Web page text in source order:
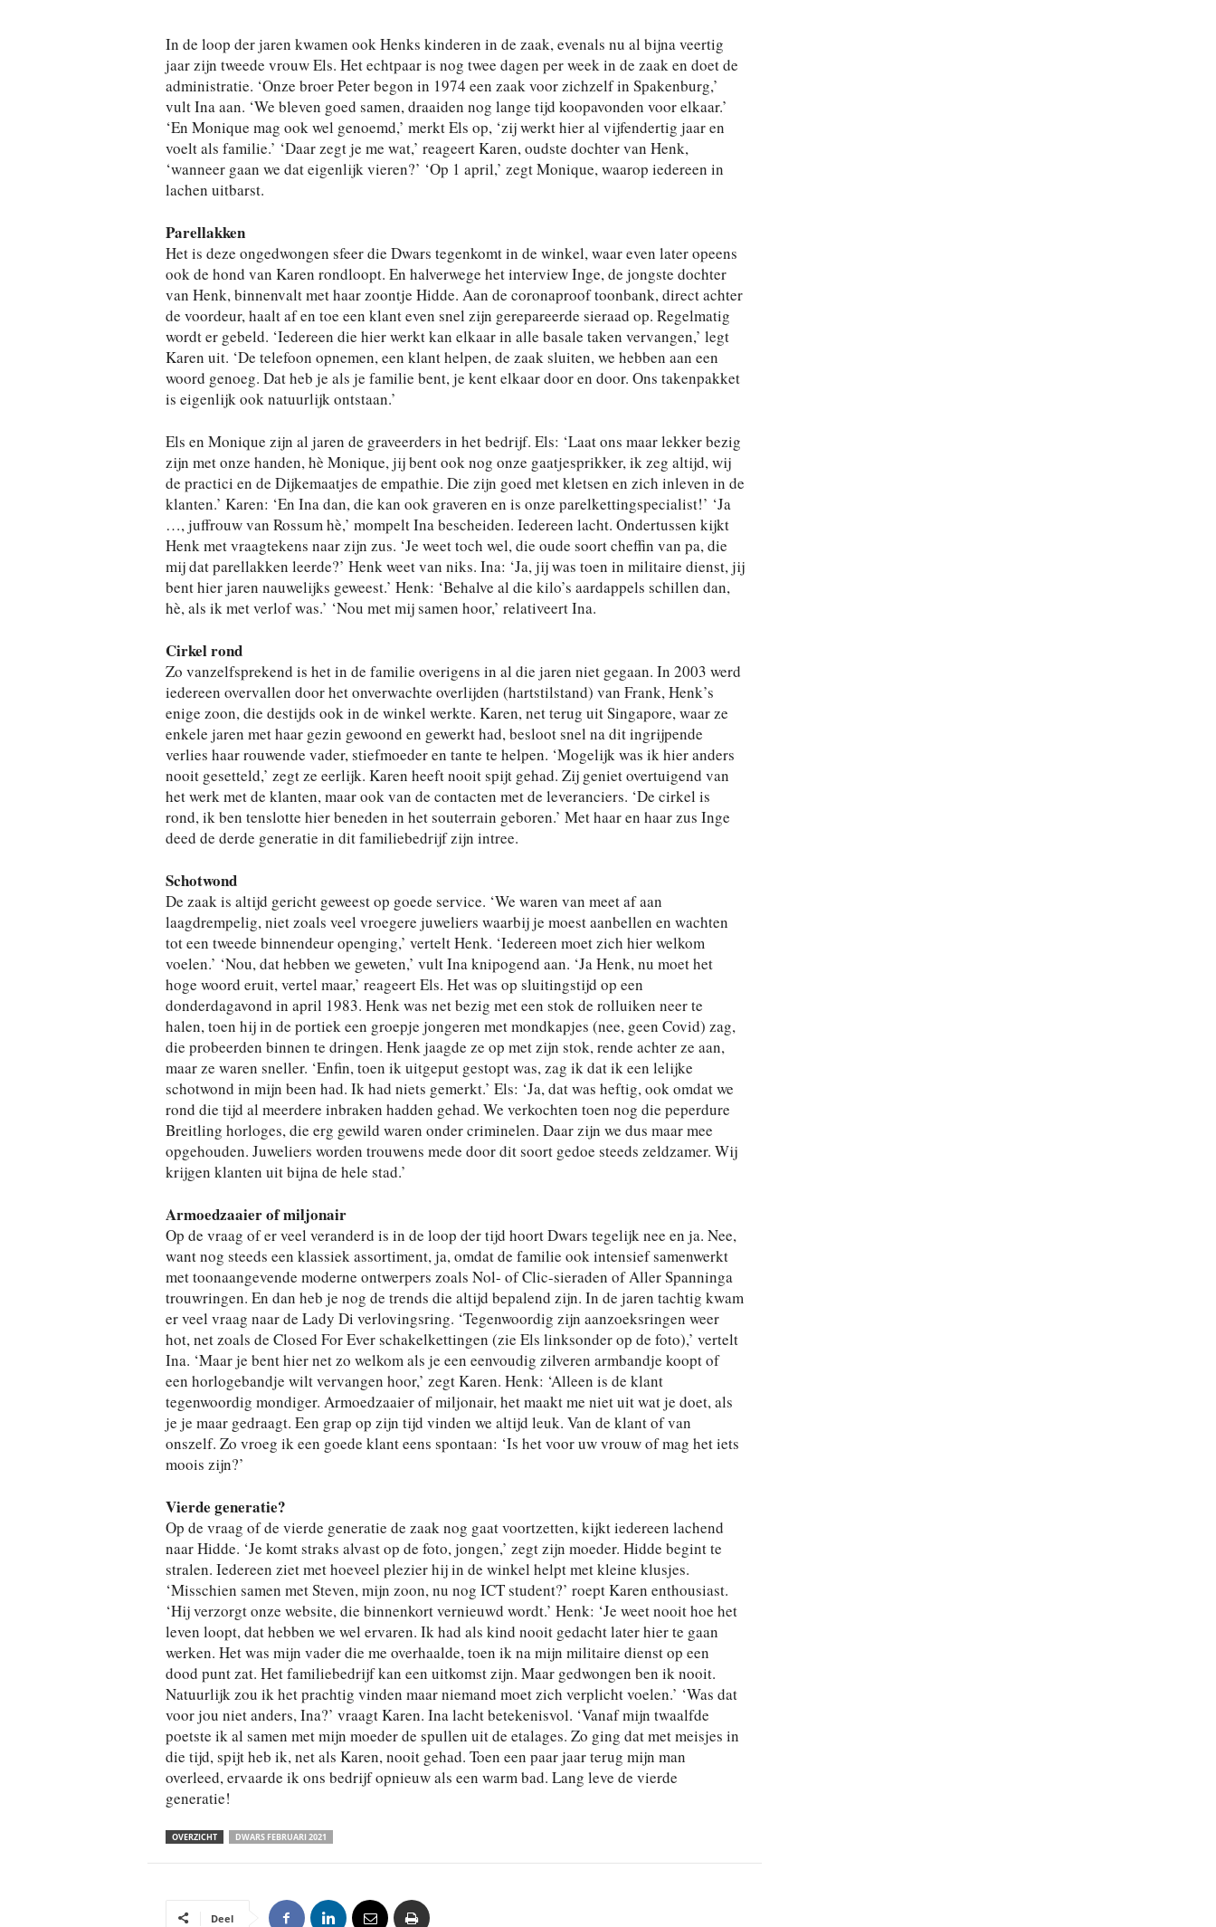
In de loop der jaren kwamen ook Henks kinderen in de zaak, evenals nu al bijna veertig
jaar zijn tweede vrouw Els. Het echtpaar is nog twee dagen per week in de zaak en doet de
administratie. ‘Onze broer Peter begon in 1974 een zaak voor zichzelf in Spakenburg,’
vult Ina aan. ‘We bleven goed samen, draaiden nog lange tijd koopavonden voor elkaar.’
‘En Monique mag ook wel genoemd,’ merkt Els op, ‘zij werkt hier al vijfendertig jaar en
voelt als familie.’ ‘Daar zegt je me wat,’ reageert Karen, oudste dochter van Henk,
‘wanneer gaan we dat eigenlijk vieren?’ ‘Op 1 april,’ zegt Monique, waarop iedereen in
lachen uitbarst.
Parellakken
Het is deze ongedwongen sfeer die Dwars tegenkomt in de winkel, waar even later opeens
ook de hond van Karen rondloopt. En halverwege het interview Inge, de jongste dochter
van Henk, binnenvalt met haar zoontje Hidde. Aan de coronaproof toonbank, direct achter
de voordeur, haalt af en toe een klant even snel zijn gerepareerde sieraad op. Regelmatig
wordt er gebeld. ‘Iedereen die hier werkt kan elkaar in alle basale taken vervangen,’ legt
Karen uit. ‘De telefoon opnemen, een klant helpen, de zaak sluiten, we hebben aan een
woord genoeg. Dat heb je als je familie bent, je kent elkaar door en door. Ons takenpakket
is eigenlijk ook natuurlijk ontstaan.’
Els en Monique zijn al jaren de graveerders in het bedrijf. Els: ‘Laat ons maar lekker bezig
zijn met onze handen, hè Monique, jij bent ook nog onze gaatjesprikker, ik zeg altijd, wij
de practici en de Dijkemaatjes de empathie. Die zijn goed met kletsen en zich inleven in de
klanten.’ Karen: ‘En Ina dan, die kan ook graveren en is onze parelkettingspecialist!’ ‘Ja
…, juffrouw van Rossum hè,’ mompelt Ina bescheiden. Iedereen lacht. Ondertussen kijkt
Henk met vraagtekens naar zijn zus. ‘Je weet toch wel, die oude soort cheffin van pa, die
mij dat parellakken leerde?’ Henk weet van niks. Ina: ‘Ja, jij was toen in militaire dienst, jij
bent hier jaren nauwelijks geweest.’ Henk: ‘Behalve al die kilo’s aardappels schillen dan,
hè, als ik met verlof was.’ ‘Nou met mij samen hoor,’ relativeert Ina.
Cirkel rond
Zo vanzelfsprekend is het in de familie overigens in al die jaren niet gegaan. In 2003 werd
iedereen overvallen door het onverwachte overlijden (hartstilstand) van Frank, Henk’s
enige zoon, die destijds ook in de winkel werkte. Karen, net terug uit Singapore, waar ze
enkele jaren met haar gezin gewoond en gewerkt had, besloot snel na dit ingrijpende
verlies haar rouwende vader, stiefmoeder en tante te helpen. ‘Mogelijk was ik hier anders
nooit gesetteld,’ zegt ze eerlijk. Karen heeft nooit spijt gehad. Zij geniet overtuigend van
het werk met de klanten, maar ook van de contacten met de leveranciers. ‘De cirkel is
rond, ik ben tenslotte hier beneden in het souterrain geboren.’ Met haar en haar zus Inge
deed de derde generatie in dit familiebedrijf zijn intree.
Schotwond
De zaak is altijd gericht geweest op goede service. ‘We waren van meet af aan
laagdrempelig, niet zoals veel vroegere juweliers waarbij je moest aanbellen en wachten
tot een tweede binnendeur openging,’ vertelt Henk. ‘Iedereen moet zich hier welkom
voelen.’ ‘Nou, dat hebben we geweten,’ vult Ina knipogend aan. ‘Ja Henk, nu moet het
hoge woord eruit, vertel maar,’ reageert Els. Het was op sluitingstijd op een
donderdagavond in april 1983. Henk was net bezig met een stok de rolluiken neer te
halen, toen hij in de portiek een groepje jongeren met mondkapjes (nee, geen Covid) zag,
die probeerden binnen te dringen. Henk jaagde ze op met zijn stok, rende achter ze aan,
maar ze waren sneller. ‘Enfin, toen ik uitgeput gestopt was, zag ik dat ik een lelijke
schotwond in mijn been had. Ik had niets gemerkt.’ Els: ‘Ja, dat was heftig, ook omdat we
rond die tijd al meerdere inbraken hadden gehad. We verkochten toen nog die peperdure
Breitling horloges, die erg gewild waren onder criminelen. Daar zijn we dus maar mee
opgehouden. Juweliers worden trouwens mede door dit soort gedoe steeds zeldzamer. Wij
krijgen klanten uit bijna de hele stad.’
Armoedzaaier of miljonair
Op de vraag of er veel veranderd is in de loop der tijd hoort Dwars tegelijk nee en ja. Nee,
want nog steeds een klassiek assortiment, ja, omdat de familie ook intensief samenwerkt
met toonaangevende moderne ontwerpers zoals Nol- of Clic-sieraden of Aller Spanninga
trouwringen. En dan heb je nog de trends die altijd bepalend zijn. In de jaren tachtig kwam
er veel vraag naar de Lady Di verlovingsring. ‘Tegenwoordig zijn aanzoeksringen weer
hot, net zoals de Closed For Ever schakelkettingen (zie Els linksonder op de foto),’ vertelt
Ina. ‘Maar je bent hier net zo welkom als je een eenvoudig zilveren armbandje koopt of
een horlogebandje wilt vervangen hoor,’ zegt Karen. Henk: ‘Alleen is de klant
tegenwoordig mondiger. Armoedzaaier of miljonair, het maakt me niet uit wat je doet, als
je je maar gedraagt. Een grap op zijn tijd vinden we altijd leuk. Van de klant of van
onszelf. Zo vroeg ik een goede klant eens spontaan: ‘Is het voor uw vrouw of mag het iets
moois zijn?’
Vierde generatie?
Op de vraag of de vierde generatie de zaak nog gaat voortzetten, kijkt iedereen lachend
naar Hidde. ‘Je komt straks alvast op de foto, jongen,’ zegt zijn moeder. Hidde begint te
stralen. Iedereen ziet met hoeveel plezier hij in de winkel helpt met kleine klusjes.
‘Misschien samen met Steven, mijn zoon, nu nog ICT student?’ roept Karen enthousiast.
‘Hij verzorgt onze website, die binnenkort vernieuwd wordt.’ Henk: ‘Je weet nooit hoe het
leven loopt, dat hebben we wel ervaren. Ik had als kind nooit gedacht later hier te gaan
werken. Het was mijn vader die me overhaalde, toen ik na mijn militaire dienst op een
dood punt zat. Het familiebedrijf kan een uitkomst zijn. Maar gedwongen ben ik nooit.
Natuurlijk zou ik het prachtig vinden maar niemand moet zich verplicht voelen.’ ‘Was dat
voor jou niet anders, Ina?’ vraagt Karen. Ina lacht betekenisvol. ‘Vanaf mijn twaalfde
poetste ik al samen met mijn moeder de spullen uit de etalages. Zo ging dat met meisjes in
die tijd, spijt heb ik, net als Karen, nooit gehad. Toen een paar jaar terug mijn man
overleed, ervaarde ik ons bedrijf opnieuw als een warm bad. Lang leve de vierde
generatie!
OVERZICHT DWARS FEBRUARI 2021
Deel